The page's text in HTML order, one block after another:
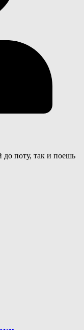
до поту, так и поешь